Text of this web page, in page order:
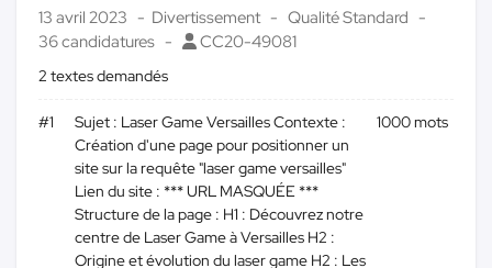
13 avril 2023 Divertissement
Qualité Standard
36 candidatures
CC20-49081
2 textes demandés
#1
Sujet : Laser Game Versailles Contexte :
Création d'une page pour positionner un
site sur la requête "laser game versailles"
Lien du site : *** URL MASQUÉE ***
Structure de la page : H1 : Découvrez notre
centre de Laser Game à Versailles H2 :
Origine et évolution du laser game H2 : Les
1000 mots